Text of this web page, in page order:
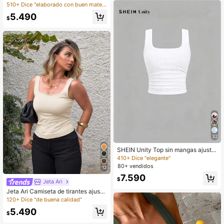
a, corta y de cuello redondo de unic510+ Dice "elaborado con buen material"
$5.490
12
Jeta Ari
Jeta Ari Camiseta de tirantes ajusta
da y versátil de unicolor con cuello
120+ Dice "de buena calidad"
$5.490
32
SHEIN Unity Top sin mangas ajusta
do informal de cuello cuadrado en u
nicolor para mujer
410+ Dice "elegante"
80+ vendidos
$7.590